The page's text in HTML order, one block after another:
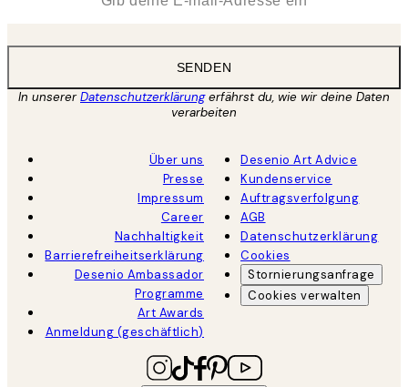
SENDEN
In unsererDatenschutzerklärungerfährst du, wie wir deine Daten
verarbeiten
Über uns
Presse
Impressum
Career
Nachhaltigkeit
Barrierefreiheitserklärung
Desenio Ambassador
Programme
Art Awards
Anmeldung (geschäftlich)
Desenio Art Advice
Kundenservice
Auftragsverfolgung
AGB
Datenschutzerklärung
Cookies
Stornierungsanfrage
Cookies verwalten